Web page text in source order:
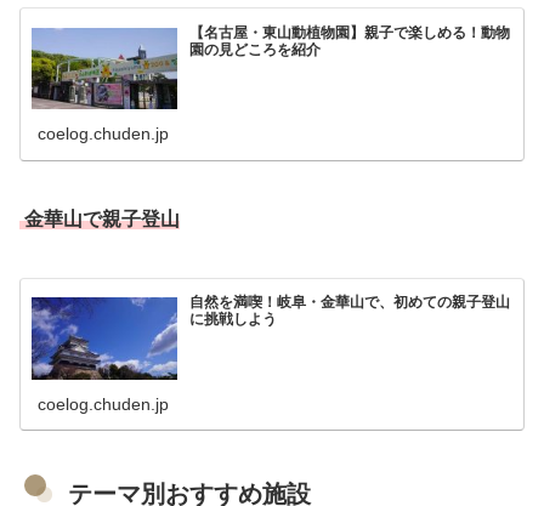
【名古屋・東山動植物園】親子で楽しめる！動物
園の見どころを紹介
coelog.chuden.jp
金華山で親子登山
自然を満喫！岐阜・金華山で、初めての親子登山
に挑戦しよう
coelog.chuden.jp
テーマ別おすすめ施設